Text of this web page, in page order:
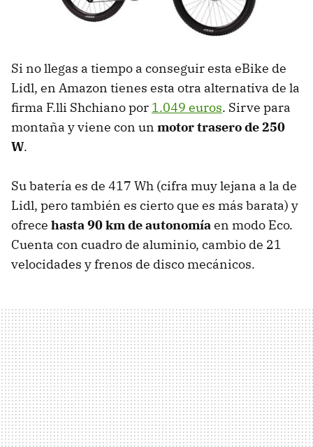
Si no llegas a tiempo a conseguir esta eBike de
Lidl, en Amazon tienes esta otra alternativa de la
firma F.lli Shchiano por 1.049 euros. Sirve para
montaña y viene con un motor trasero de 250
W.
Su batería es de 417 Wh (cifra muy lejana a la de
Lidl, pero también es cierto que es más barata) y
ofrece hasta 90 km de autonomíaen modo Eco.
Cuenta con cuadro de aluminio, cambio de 21
velocidades y frenos de disco mecánicos.